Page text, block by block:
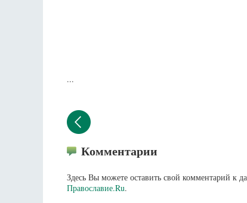
...
Комментарии
Здесь Вы можете оставить свой комментарий к
Православие.Ru.